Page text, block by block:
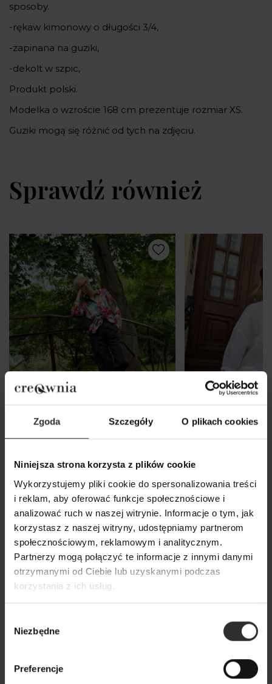
Zgoda Szczegóły O plikach cookies
Niniejsza strona korzysta z plików cookie
Wykorzystujemy pliki cookie do spersonalizowania treści
i reklam, aby oferować funkcje społecznościowe i
analizować ruch w naszej witrynie. Informacje o tym, jak
korzystasz z naszej witryny, udostępniamy partnerom
społecznościowym, reklamowym i analitycznym.
Partnerzy mogą połączyć te informacje z innymi danymi
otrzymanymi od Ciebie lub uzyskanymi podczas
korzystania z ich usług.
zgody
Niezbędne
Preferencje
sposoby.
-rękaw kimonowy o długości 3/4,
-zapinana na guziki,
-dekolt w szpic,
Produkt polski.
Modelka o wzroście 168 cm prezentuje rozmiar XS.
Guziki mogą się różnić od tych na zdjęciu.
Sprawdź również
Wiskozowo lniane Spodnie z
wysokim stanem w kolorze
czarnym Black&Len
269,00 zł
Biała
rękawami 3/4 w
Melia White
259,00 zł
Popularne produkty
Nowy